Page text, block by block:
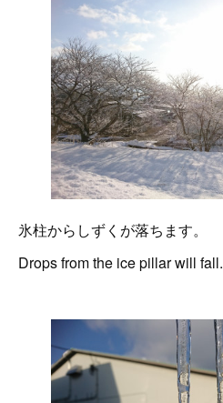
氷柱からしずくが落ちます。
Drops from the ice pillar will fall.